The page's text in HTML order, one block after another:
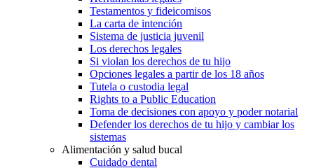
Testamentos y fideicomisos
La carta de intención
Sistema de justicia juvenil
Los derechos legales
Si violan los derechos de tu hijo
Opciones legales a partir de los 18 años
Tutela o custodia legal
Rights to a Public Education
Toma de decisiones con apoyo y poder notarial
Defender los derechos de tu hijo y cambiar los
sistemas
Alimentación y salud bucal
Cuidado dental